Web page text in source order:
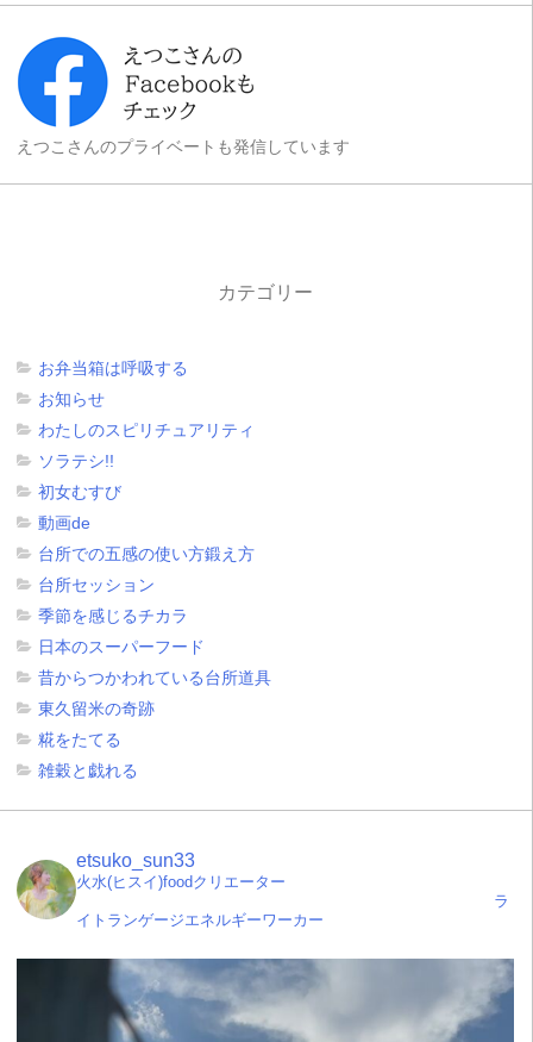
えつこさんのプライベートも発信しています
カテゴリー
お弁当箱は呼吸する
お知らせ
わたしのスピリチュアリティ
ソラテシ!!
初女むすび
動画de
台所での五感の使い方鍛え方
台所セッション
季節を感じるチカラ
日本のスーパーフード
昔からつかわれている台所道具
東久留米の奇跡
糀をたてる
雑穀と戯れる
etsuko_sun33
火水(ヒスイ)foodクリエーター
ラ
イトランゲージエネルギーワーカー